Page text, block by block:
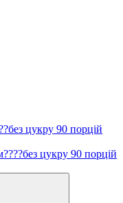
цукру 90 порцiй